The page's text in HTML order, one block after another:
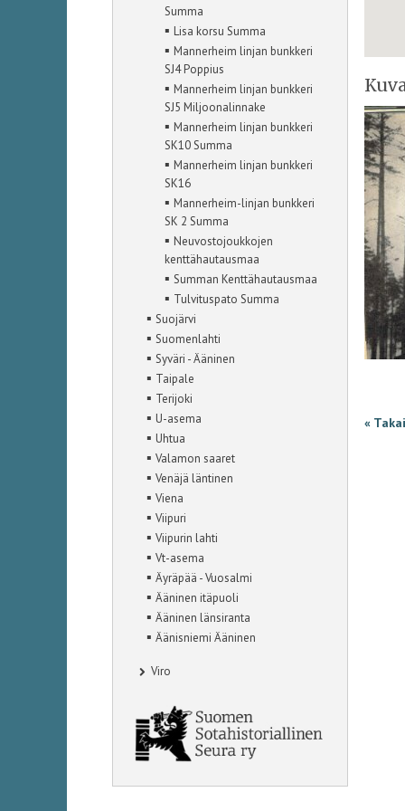
Summa
▪ Lisa korsu Summa
▪ Mannerheim linjan bunkkeri
SJ4 Poppius
▪ Mannerheim linjan bunkkeri
SJ5 Miljoonalinnake
▪ Mannerheim linjan bunkkeri
SK10 Summa
▪ Mannerheim linjan bunkkeri
SK16
▪ Mannerheim-linjan bunkkeri
SK 2 Summa
▪ Neuvostojoukkojen
kenttähautausmaa
▪ Summan Kenttähautausmaa
▪ Tulvituspato Summa
▪ Suojärvi
▪ Suomenlahti
▪ Syväri - Ääninen
▪ Taipale
▪ Terijoki
▪ U-asema
▪ Uhtua
▪Valamon saaret
▪Venäjä läntinen
▪Viena
▪Viipuri
▪Viipurin lahti
▪Vt-asema
▪Äyräpää - Vuosalmi
▪Ääninen itäpuoli
▪Ääninen länsiranta
▪Äänisniemi Ääninen
Viro
«